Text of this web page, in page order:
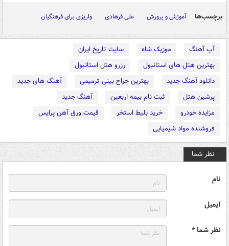
برچسب‌ها آموزش و پرورش علی فرهادی واریزی برای فرهنگیان
آپ آهنگ موزیک شاه
سایت تاریخ ایران
بهترین هتل های استانبول
رزرو هتل استانبول
دانلود آهنگ جدید
بهترین جراح بینی ترمیمی
آهنگ های جدید
پرشین هتل
ثبت نام بیمه اربعین
آهنگ جدید
مزایده خودرو
خرید بلیط استخر
قیمت ورق آهن پرایس
فروشنده مواد شیمیایی
نظر شما
نام
ایمیل
نظر شما *